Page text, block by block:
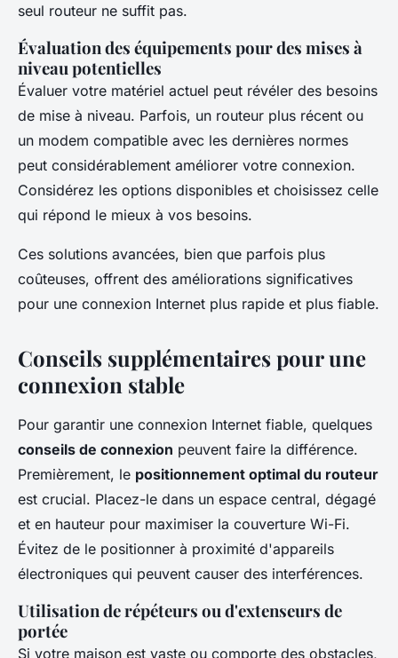
seul routeur ne suffit pas.
Évaluation des équipements pour des mises à
niveau potentielles
Évaluer votre matériel actuel peut révéler des besoins
de mise à niveau. Parfois, un routeur plus récent ou
un modem compatible avec les dernières normes
peut considérablement améliorer votre connexion.
Considérez les options disponibles et choisissez celle
qui répond le mieux à vos besoins.
Ces solutions avancées, bien que parfois plus
coûteuses, offrent des améliorations significatives
pour une connexion Internet plus rapide et plus fiable.
Conseils supplémentaires pour une
connexion stable
Pour garantir une connexion Internet fiable, quelques
conseils de connexion peuvent faire la différence.
Premièrement, le positionnement optimal du routeur
est crucial. Placez-le dans un espace central, dégagé
et en hauteur pour maximiser la couverture Wi-Fi.
Évitez de le positionner à proximité d'appareils
électroniques qui peuvent causer des interférences.
Utilisation de répéteurs ou d'extenseurs de
portée
Si votre maison est vaste ou comporte des obstacles,